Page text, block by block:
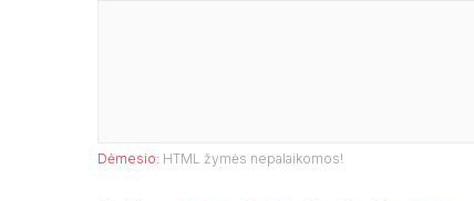
Dėmesio: HTML žymės nepalaikomos!